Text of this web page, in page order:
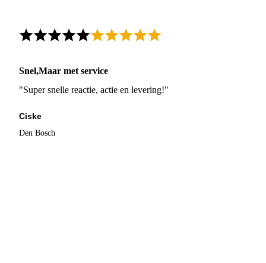
Snel,Maar met service
"Super snelle reactie, actie en levering!"
Ciske
Den Bosch